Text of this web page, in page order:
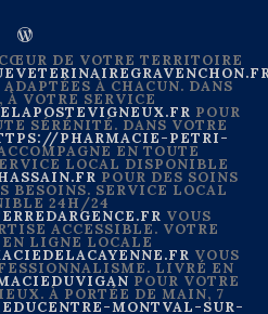
DE VOTRE TERRITOIRE
À CHACUN. DANS
À VOTRE SERVICE
POUR
SÉRÉNITÉ. DANS VOTRE
PHARMACIE-PETRI-
EN TOUTE
LOCAL DISPONIBLE
POUR DES SOINS
BESOINS. SERVICE LOCAL
24H/24
VOUS
ACCESSIBLE. VOTRE
LIGNE LOCALE
VOUS
LIVRÉ EN
POUR VOTRE
À PORTÉE DE MAIN, 7
MONTVAL-SUR-